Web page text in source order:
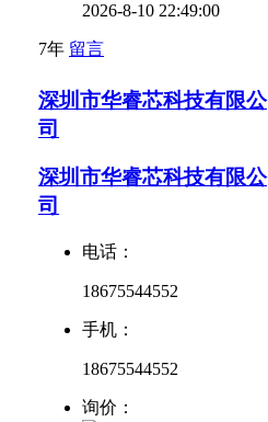
2026-8-10 22:49:00
7年 留言
深圳市华睿芯科技有限公
司
深圳市华睿芯科技有限公
司
电话：
18675544552
手机：
18675544552
询价：